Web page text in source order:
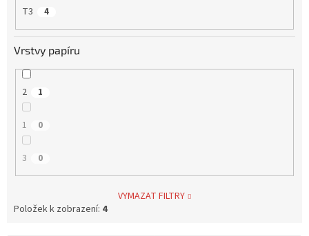
T3 4
Vrstvy papíru
2 1
1 0
3 0
VYMAZAT FILTRY
Položek k zobrazení: 4